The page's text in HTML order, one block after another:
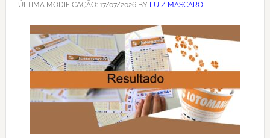
ÚLTIMA MODIFICAÇÃO: 17/07/2026BY LUIZ MASCARO